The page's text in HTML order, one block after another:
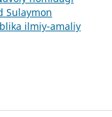
Sulaymon
ilmiy-amaliy